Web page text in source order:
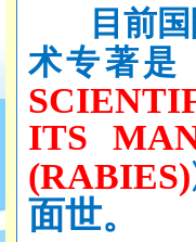
目前
术专著是
ITS
(RABIES)
面世。